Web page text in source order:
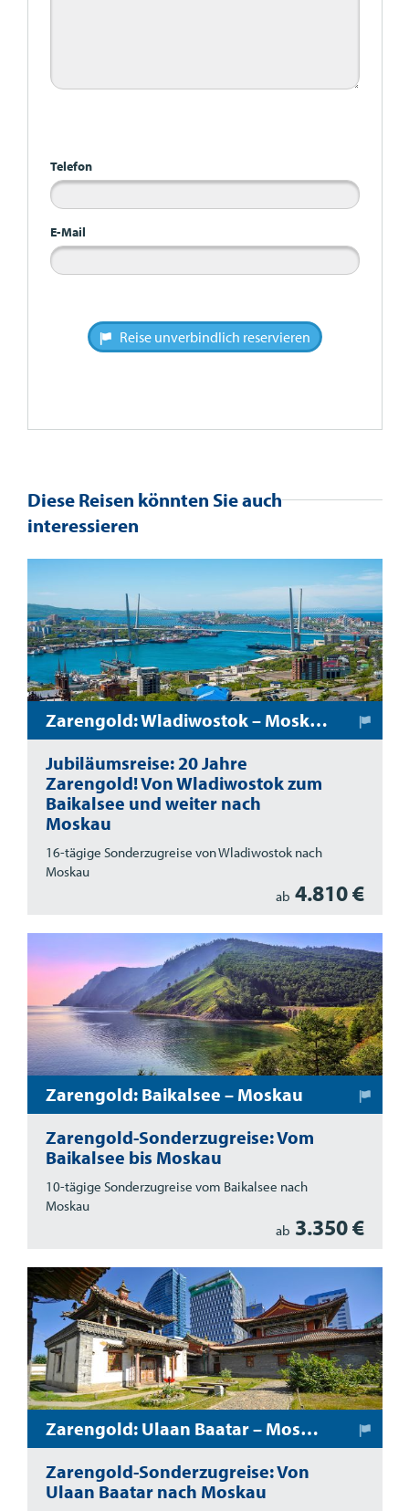
Telefon
E-Mail
Reise unverbindlich reservieren
Diese Reisen könnten Sie auch
interessieren
Zarengold: Wladiwostok – Moskau
Jubiläumsreise: 20 Jahre
Zarengold! Von Wladiwostok zum
Baikalsee und weiter nach
Moskau
16-tägige Sonderzugreise von Wladiwostok nach
Moskau
ab 4.810 €
Zarengold: Baikalsee – Moskau
Zarengold-Sonderzugreise: Vom
Baikalsee bis Moskau
10-tägige Sonderzugreise vom Baikalsee nach
Moskau
ab 3.350 €
Zarengold: Ulaan Baatar – Moskau
Zarengold-Sonderzugreise: Von
Ulaan Baatar nach Moskau